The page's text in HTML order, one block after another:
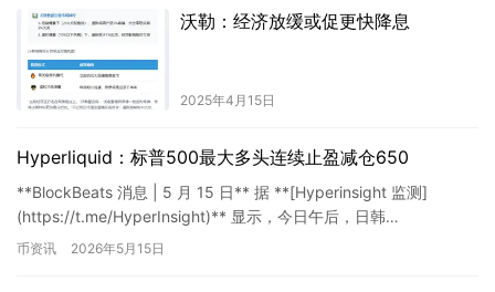
沃勒：经济放缓或促更快降息
2025年4月15日
Hyperliquid：标普500最大多头连续止盈减仓650
**BlockBeats 消息 | 5 月 15 日** 据 **[Hyperinsight 监测]
(https://t.me/HyperInsight)** 显示，今日午后，日韩…
币资讯 2026年5月15日